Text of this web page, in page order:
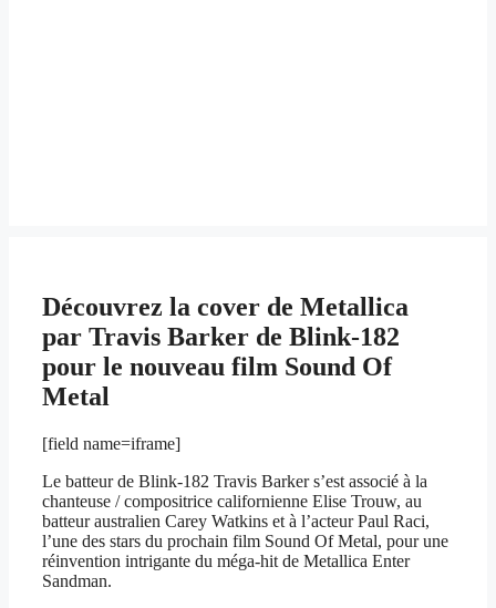
Découvrez la cover de Metallica
par Travis Barker de Blink-182
pour le nouveau film Sound Of
Metal
[field name=iframe]
Le batteur de Blink-182 Travis Barker s’est associé à la
chanteuse / compositrice californienne Elise Trouw, au
batteur australien Carey Watkins et à l’acteur Paul Raci,
l’une des stars du prochain film Sound Of Metal, pour une
réinvention intrigante du méga-hit de Metallica Enter
Sandman.